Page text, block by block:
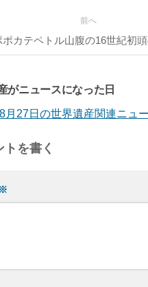
前へ
ポカテペトル山腹の16世紀初
がニュースになった日
月27日の世界遺産関連ニュ
トを書く
※